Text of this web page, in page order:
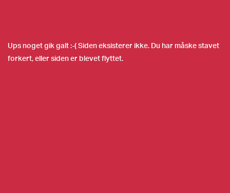
Ups noget gik galt :-( Siden eksisterer ikke. Du har måske stavet
forkert, eller siden er blevet flyttet.